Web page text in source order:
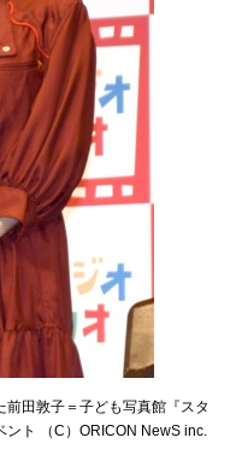
田敦子＝子ども写真館『スタ
ント （C）ORICON NewS inc.